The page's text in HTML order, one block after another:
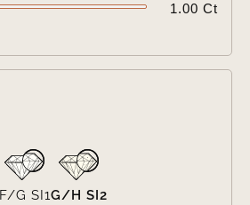
1.00 Ct
F/G SI1G/H SI2